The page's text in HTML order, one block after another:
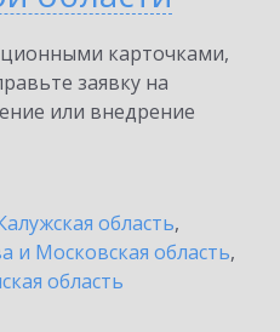
карточками,
заявку на
или внедрение
область,
и Московская область,
область